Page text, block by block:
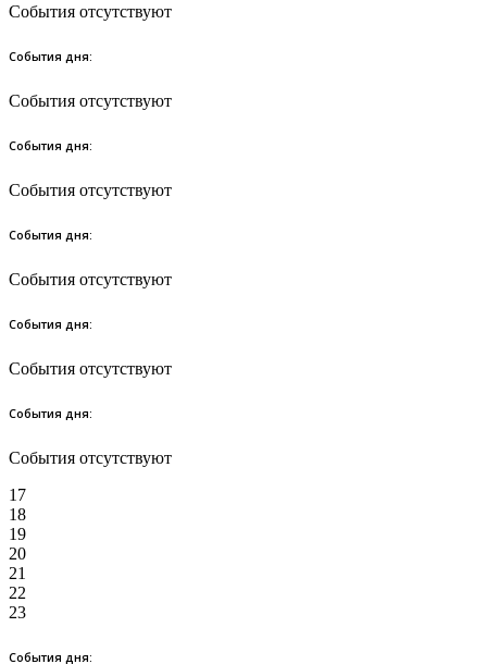
События отсутствуют
События дня:
События отсутствуют
События дня:
События отсутствуют
События дня:
События отсутствуют
События дня:
События отсутствуют
События дня:
События отсутствуют
17
18
19
20
21
22
23
События дня: